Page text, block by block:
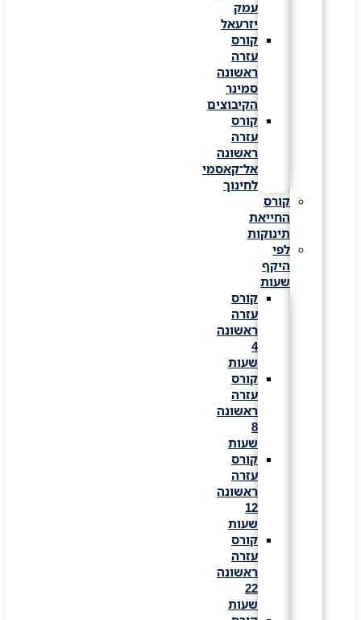
יזרעאל
קורס
עזרה
ראשונה
סמינר
הקיבוצים
קורס
עזרה
ראשונה
אל־קאסמי
לחינוך
קורס
החייאת
תינוקות
לפי
היקף
שעות
קורס
עזרה
ראשונה
שעות
קורס
עזרה
ראשונה
שעות
קורס
עזרה
ראשונה
שעות
קורס
עזרה
ראשונה
שעות